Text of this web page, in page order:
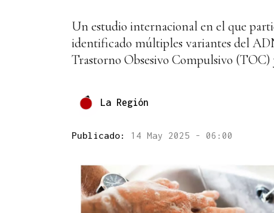
Un estudio internacional en el que
identificado múltiples variantes del
Trastorno Obsesivo Compulsivo
La Región
Publicado: 14 May 2025 - 06:00